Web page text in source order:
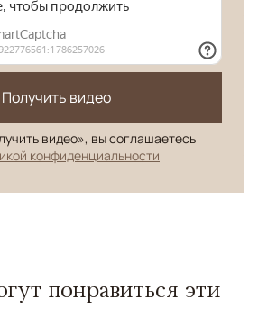
Получить видео
видео», вы соглашаетесь
конфиденциальности
понравиться эти